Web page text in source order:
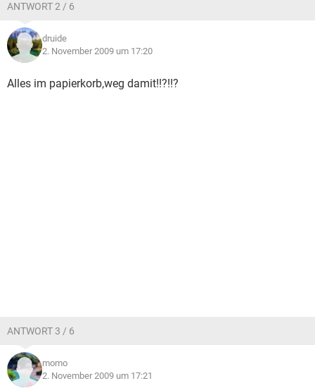
ANTWORT 2 / 6
druide
2. November 2009 um 17:20
Alles im papierkorb,weg damit!!?!!?
ANTWORT 3 / 6
momo
2. November 2009 um 17:21